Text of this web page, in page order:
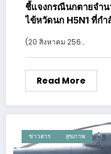
ชี้แจงกรณีนกตายจำน
ไข้หวัดนก H5N1 ที่กำ
(20 สิงหาคม 256…
Read More
ข่าวสาร สุขภาพ